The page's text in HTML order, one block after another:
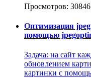
Просмотров: 30846
Оптимизация
помощью
Задача: на сайт
обновлением
картинки с